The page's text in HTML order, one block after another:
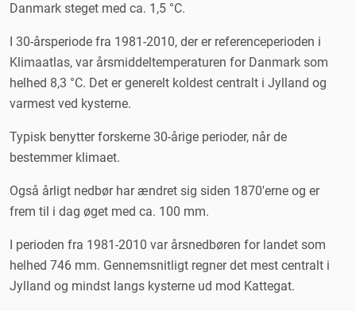
Danmark steget med ca. 1,5 °C.
I 30-årsperiode fra 1981-2010, der er referenceperioden i
Klimaatlas, var årsmiddeltemperaturen for Danmark som
helhed 8,3 °C. Det er generelt koldest centralt i Jylland og
varmest ved kysterne.
Typisk benytter forskerne 30-årige perioder, når de
bestemmer klimaet.
Også årligt nedbør har ændret sig siden 1870'erne og er
frem til i dag øget med ca. 100 mm.
I perioden fra 1981-2010 var årsnedbøren for landet som
helhed 746 mm. Gennemsnitligt regner det mest centralt i
Jylland og mindst langs kysterne ud mod Kattegat.